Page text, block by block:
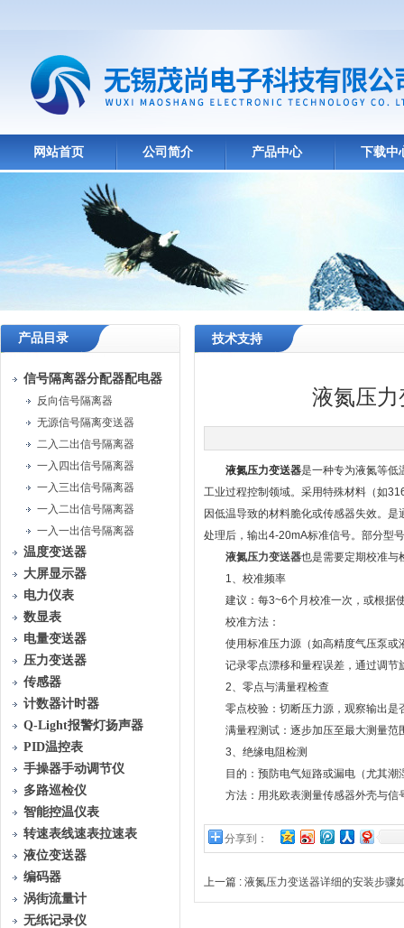
网站首页 公司简介 产品中心 下载中
产品目录
信号隔离器分配器配电器
反向信号隔离器
无源信号隔离变送器
二入二出信号隔离器
一入四出信号隔离器
一入三出信号隔离器
一入二出信号隔离器
一入一出信号隔离器
温度变送器
大屏显示器
电力仪表
数显表
电量变送器
压力变送器
传感器
计数器计时器
Q-Light报警灯扬声器
PID温控表
手操器手动调节仪
多路巡检仪
智能控温仪表
转速表线速表拉速表
液位变送器
编码器
涡街流量计
无纸记录仪
技术支持
液氮压
液氮压力变送器是一种专为液氮等低
工业过程控制领域。采用特殊材料（如
因低温导致的材料脆化或传感器失效。
处理后，输出4-20mA标准信号。部分型
液氮压力变送器也是需要定期校准与
1、校准频率
建议：每3~6个月校准一次，或根据使
校准方法：
使用标准压力源（如高精度气压泵或
记录零点漂移和量程误差，通过调节
2、零点与满量程检查
零点校验：切断压力源，观察输出是
满量程测试：逐步加压至最大测量范
3、绝缘电阻检测
目的：预防电气短路或漏电（尤其潮
方法：用兆欧表测量传感器外壳与信
分享到：
上一篇 : 液氮压力变送器详细的安装步骤